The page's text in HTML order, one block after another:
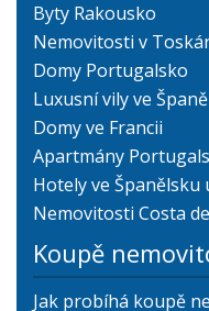
Byty Rakousko
Nemovitosti v
Domy Portugalsko
Luxusní vily ve
Domy ve Francii
Apartmány
Hotely ve Španělsku
Nemovitosti Costa
Koupě
Jak probíhá koupě